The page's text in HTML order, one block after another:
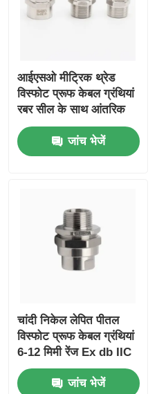
आईएसओ मीट्रिक थ्रेड
विस्फोट प्रूफ केबल ग्रंथियां
रबर सील के साथ आंतरिक
रूप से सुरक्षित हैं
जांच भेजें
चांदी निकेल लेपित पीतल
विस्फोट प्रूफ केबल ग्रंथियां
6-12 मिमी रेंज Ex db IIC
T6 Gb IP66
जांच भेजें